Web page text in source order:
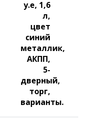
у.е, 1,6
л,
цвет
синий
металлик,
АКПП,
5-
дверный,
торг,
варианты.